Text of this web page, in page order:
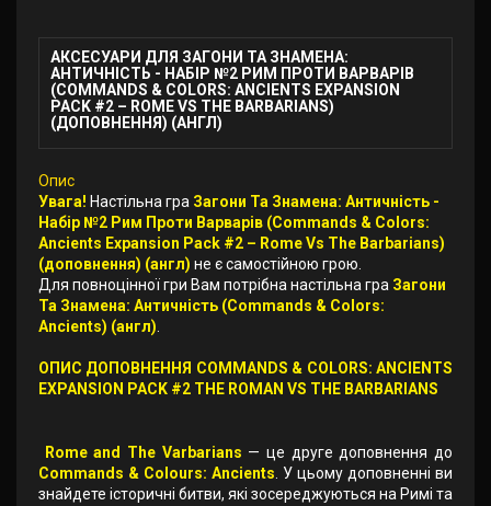
АКСЕСУАРИ ДЛЯ ЗАГОНИ ТА ЗНАМЕНА:
АНТИЧНІСТЬ - НАБІР №2 РИМ ПРОТИ ВАРВАРІВ
(COMMANDS & COLORS: ANCIENTS EXPANSION
PACK #2 – ROME VS THE BARBARIANS)
(ДОПОВНЕННЯ) (АНГЛ)
Опис
Увага! Настільна гра Загони Та Знамена: Античність -
Набір №2 Рим Проти Варварів (Commands & Colors:
Ancients Expansion Pack #2 – Rome Vs The Barbarians)
(доповнення) (англ) не є самостійною грою.
Для повноцінної гри Вам потрібна настільна гра Загони
Та Знамена: Античність (Commands & Colors:
Ancients) (англ)
ОПИС ДОПОВНЕННЯ COMMANDS & COLORS: ANCIENTS
EXPANSION PACK #2 THE ROMAN VS THE BARBARIANS
Rome and The Varbarians — це друге доповнення до
Commands & Colours: Ancients . У цьому доповненні ви
знайдете історичні битви, які зосереджуються на Римі та